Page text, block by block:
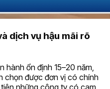
dịch vụ hậu mãi rõ
ổn định 15–20 năm,
chọn được đơn vị có chính
những công ty có cam